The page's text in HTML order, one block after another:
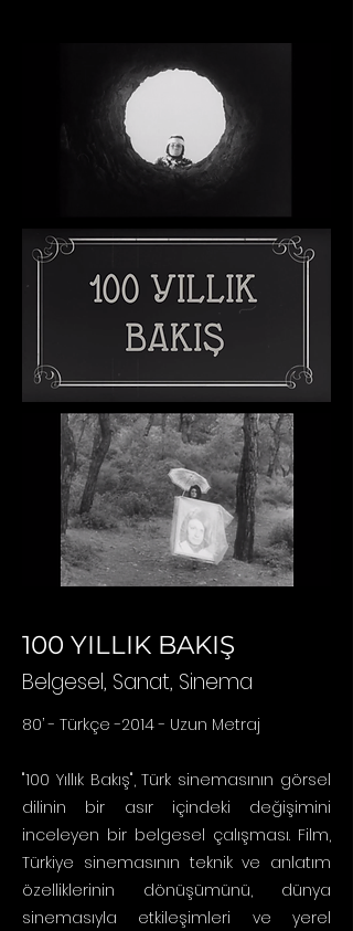
100 YILLIK BAKIŞ
Belgesel, Sanat, Sinema
80’ - Türkçe -2014 - Uzun Metraj
"100 Yıllık Bakış", Türk sinemasının görsel
dilinin bir asır içindeki değişimini
inceleyen bir belgesel çalışması. Film,
Türkiye sinemasının teknik ve anlatım
özelliklerinin dönüşümünü, dünya
sinemasıyla etkileşimleri ve yerel